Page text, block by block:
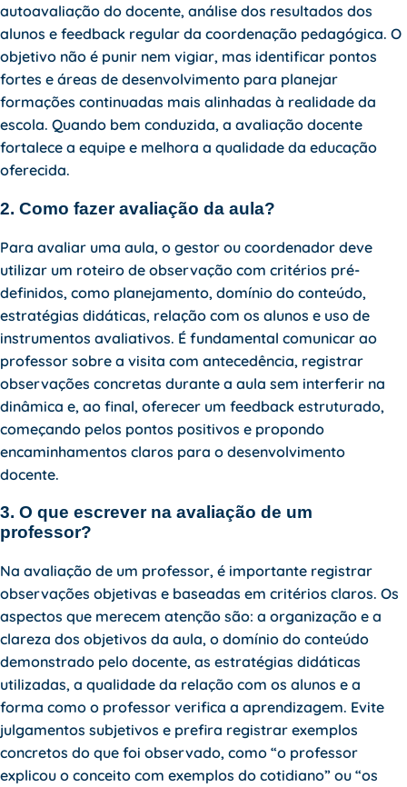
autoavaliação do docente, análise dos resultados dos
alunos e feedback regular da coordenação pedagógica. O
objetivo não é punir nem vigiar, mas identificar pontos
fortes e áreas de desenvolvimento para planejar
formações continuadas mais alinhadas à realidade da
escola. Quando bem conduzida, a avaliação docente
fortalece a equipe e melhora a qualidade da educação
oferecida.
2. Como fazer avaliação da aula?
Para avaliar uma aula, o gestor ou coordenador deve
utilizar um roteiro de observação com critérios pré-
definidos, como planejamento, domínio do conteúdo,
estratégias didáticas, relação com os alunos e uso de
instrumentos avaliativos. É fundamental comunicar ao
professor sobre a visita com antecedência, registrar
observações concretas durante a aula sem interferir na
dinâmica e, ao final, oferecer um feedback estruturado,
começando pelos pontos positivos e propondo
encaminhamentos claros para o desenvolvimento
docente.
3. O que escrever na avaliação de um
professor?
Na avaliação de um professor, é importante registrar
observações objetivas e baseadas em critérios claros. Os
aspectos que merecem atenção são: a organização e a
clareza dos objetivos da aula, o domínio do conteúdo
demonstrado pelo docente, as estratégias didáticas
utilizadas, a qualidade da relação com os alunos e a
forma como o professor verifica a aprendizagem. Evite
julgamentos subjetivos e prefira registrar exemplos
concretos do que foi observado, como “o professor
explicou o conceito com exemplos do cotidiano” ou “os